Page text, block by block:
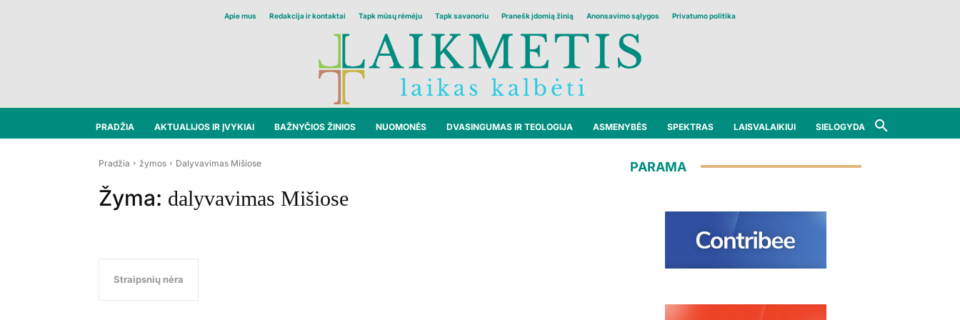
Apie mus Redakcija ir kontaktai Tapk mūsų rėmėju Tapk savanoriu Pranešk įdomią žinią Anonsavimo sąlygos Privatumo politika
PRADŽIA AKTUALIJOS IR ĮVYKIAI BAŽNYČIOS ŽINIOS NUOMONĖS DVASINGUMAS IR TEOLOGIJA ASMENYBĖS SPEKTRAS LAISVALAIKIUI SIELOGYDA
Pradžia žymos Dalyvavimas Mišiose
Žyma: dalyvavimas Mišiose
Straipsnių nėra
PARAMA